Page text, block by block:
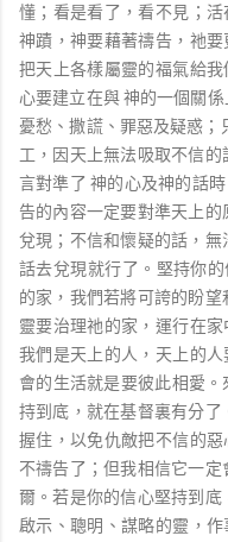
懂；看是看了，看不見；
神蹟，神要藉著禱告，祂
把天上各樣屬靈的福氣給
心要建立在與 神的一個關
憂愁、撒謊、罪惡及疑惑；
工，因天上無法吸取不信
言對準了 神的心及神的話
告的內容一定要對準天上
兌現；不信和懷疑的話，
話去兌現就行了。堅持你
的家，我們若將可誇的盼
靈要治理祂的家，運行在
我們是天上的人，天上的
會的生活就是要彼此相愛
持到底，就在基督裏有分
握住，以免仇敵把不信的
不禱告了；但我相信它一
爾。若是你的信心堅持到底
啟示、聰明、謀略的靈，